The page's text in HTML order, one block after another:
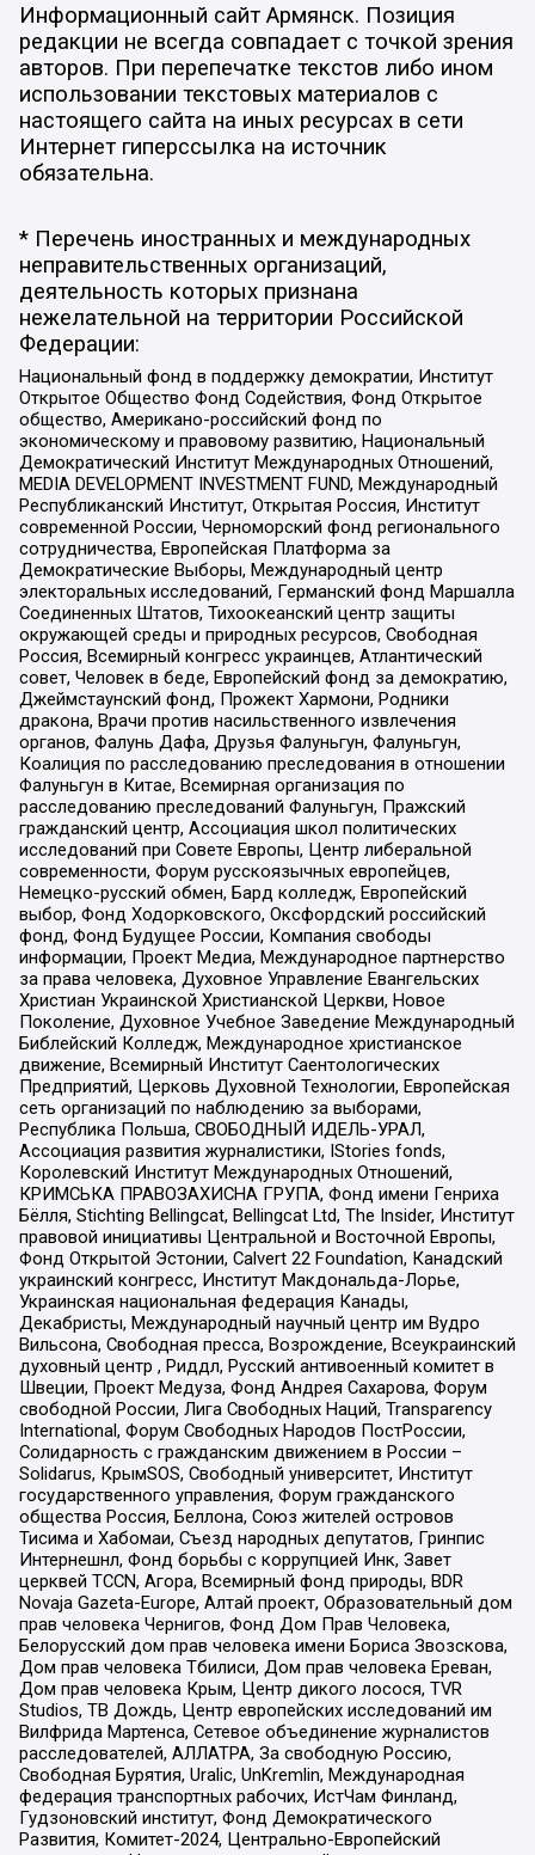
Информационный сайт Армянск. Позиция
редакции не всегда совпадает с точкой зрения
авторов. При перепечатке текстов либо ином
использовании текстовых материалов с
настоящего сайта на иных ресурсах в сети
Интернет гиперссылка на источник
обязательна.
* Перечень иностранных и международных
неправительственных организаций,
деятельность которых признана
нежелательной на территории Российской
Федерации:
Национальный фонд в поддержку демократии, Институт
Открытое Общество Фонд Содействия, Фонд Открытое
общество, Американо-российский фонд по
экономическому и правовому развитию, Национальный
Демократический Институт Международных Отношений,
MEDIA DEVELOPMENT INVESTMENT FUND, Международный
Республиканский Институт, Открытая Россия, Институт
современной России, Черноморский фонд регионального
сотрудничества, Европейская Платформа за
Демократические Выборы, Международный центр
электоральных исследований, Германский фонд Маршалла
Соединенных Штатов, Тихоокеанский центр защиты
окружающей среды и природных ресурсов, Свободная
Россия, Всемирный конгресс украинцев, Атлантический
совет, Человек в беде, Европейский фонд за демократию,
Джеймстаунский фонд, Прожект Хармони, Родники
дракона, Врачи против насильственного извлечения
органов, Фалунь Дафа, Друзья Фалуньгун, Фалуньгун,
Коалиция по расследованию преследования в отношении
Фалуньгун в Китае, Всемирная организация по
расследованию преследований Фалуньгун, Пражский
гражданский центр, Ассоциация школ политических
исследований при Совете Европы, Центр либеральной
современности, Форум русскоязычных европейцев,
Немецко-русский обмен, Бард колледж, Европейский
выбор, Фонд Ходорковского, Оксфордский российский
фонд, Фонд Будущее России, Компания свободы
информации, Проект Медиа, Международное партнерство
за права человека, Духовное Управление Евангельских
Христиан Украинской Христианской Церкви, Новое
Поколение, Духовное Учебное Заведение Международный
Библейский Колледж, Международное христианское
движение, Всемирный Институт Саентологических
Предприятий, Церковь Духовной Технологии, Европейская
сеть организаций по наблюдению за выборами,
Республика Польша, СВОБОДНЫЙ ИДЕЛЬ-УРАЛ,
Ассоциация развития журналистики, IStories fonds,
Королевский Институт Международных Отношений,
КРИМСЬКА ПРАВОЗАХИСНА ГРУПА, Фонд имени Генриха
Бёлля, Stichting Bellingcat, Bellingcat Ltd, The Insider, Институт
правовой инициативы Центральной и Восточной Европы,
Фонд Открытой Эстонии, Calvert 22 Foundation, Канадский
украинский конгресс, Институт Макдональда-Лорье,
Украинская национальная федерация Канады,
Декабристы, Международный научный центр им Вудро
Вильсона, Свободная пресса, Возрождение, Всеукраинский
духовный центр , Риддл, Русский антивоенный комитет в
Швеции, Проект Медуза, Фонд Андрея Сахарова, Форум
свободной России, Лига Свободных Наций, Transparеncy
International, Форум Свободных Народов ПостРоссии,
Солидарность с гражданским движением в России –
Solidarus, КрымSOS, Свободный университет, Институт
государственного управления, Форум гражданского
общества Россия, Беллона, Союз жителей островов
Тисима и Хабомаи, Съезд народных депутатов, Гринпис
Интернешнл, Фонд борьбы с коррупцией Инк, Завет
церквей TCCN, Агора, Всемирный фонд природы, BDR
Novaja Gazeta-Europe, Алтай проект, Образовательный дом
прав человека Чернигов, Фонд Дом Прав Человека,
Белорусский дом прав человека имени Бориса Звозскова,
Дом прав человека Тбилиси, Дом прав человека Ереван,
Дом прав человека Крым, Центр дикого лосося, TVR
Studios, ТВ Дождь, Центр европейских исследований им
Вилфрида Мартенса, Сетевое объединение журналистов
расследователей, АЛЛАТРА, За свободную Россию,
Свободная Бурятия, Uralic, UnKremlin, Международная
федерация транспортных рабочих, ИстЧам Финланд,
Гудзоновский институт, Фонд Демократического
Развития, Комитет-2024, Центрально-Европейский